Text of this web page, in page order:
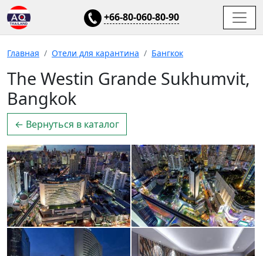
+66-80-060-80-90
Главная Отели для карантина Бангкок
The Westin Grande Sukhumvit,
Bangkok
← Вернуться в каталог